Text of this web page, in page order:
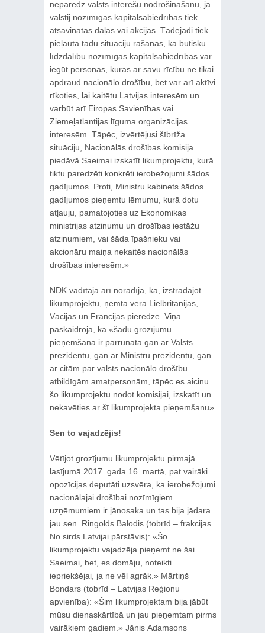
neparedz valsts interešu nodrošināšanu, ja
valstij nozīmīgās kapitālsabiedrībās tiek
atsavinātas daļas vai akcijas. Tādējādi tiek
pieļauta tādu situāciju rašanās, ka būtisku
līdzdalību nozīmīgās kapitālsabiedrībās var
iegūt personas, kuras ar savu rīcību ne tikai
apdraud nacionālo drošību, bet var arī aktīvi
rīkoties, lai kaitētu Latvijas interesēm un
varbūt arī Eiropas Savienības vai
Ziemeļatlantijas līguma organizācijas
interesēm. Tāpēc, izvērtējusi šībrīža
situāciju, Nacionālās drošības komisija
piedāvā Saeimai izskatīt likumprojektu, kurā
tiktu paredzēti konkrēti ierobežojumi šādos
gadījumos. Proti, Ministru kabinets šādos
gadījumos pieņemtu lēmumu, kurā dotu
atļauju, pamatojoties uz Ekonomikas
ministrijas atzinumu un drošības iestāžu
atzinumiem, vai šāda īpašnieku vai
akcionāru maiņa nekaitēs nacionālās
drošības interesēm.»
NDK vadītāja arī norādīja, ka, izstrādājot
likumprojektu, ņemta vērā Lielbritānijas,
Vācijas un Francijas pieredze. Viņa
paskaidroja, ka «šādu grozījumu
pieņemšana ir pārrunāta gan ar Valsts
prezidentu, gan ar Ministru prezidentu, gan
ar citām par valsts nacionālo drošību
atbildīgām amatpersonām, tāpēc es aicinu
šo likumprojektu nodot komisijai, izskatīt un
nekavēties ar šī likumprojekta pieņemšanu».
Sen to vajadzējis!
Vētījot grozījumu likumprojektu pirmajā
lasījumā 2017. gada 16. martā, pat vairāki
opozīcijas deputāti uzsvēra, ka ierobežojumi
nacionālajai drošībai nozīmīgiem
uzņēmumiem ir jānosaka un tas bija jādara
jau sen. Ringolds Balodis (tobrīd – frakcijas
No sirds Latvijai pārstāvis): «Šo
likumprojektu vajadzēja pieņemt ne šai
Saeimai, bet, es domāju, noteikti
iepriekšējai, ja ne vēl agrāk.» Mārtiņš
Bondars (tobrīd – Latvijas Reģionu
apvienība): «Šim likumprojektam bija jābūt
mūsu dienaskārtībā un jau pieņemtam pirms
vairākiem gadiem.» Jānis Ādamsons